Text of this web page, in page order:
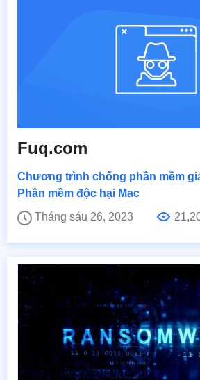
Fuq.com
Chương trình chống phần mềm
Phần mềm độc hại Mac
Tháng sáu 26, 2023